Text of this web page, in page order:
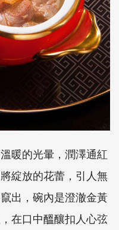
暖的光暈，潤澤通紅
綻放的花蕾，引人無
出，碗內是澄澈金黃
在口中醞釀扣人心弦